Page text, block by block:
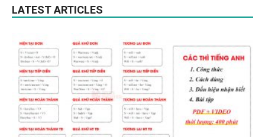
LATEST ARTICLES